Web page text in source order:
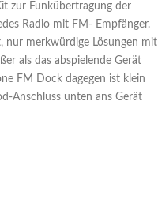
zur Funkübertragung der
Radio mit FM- Empfänger.
nur merkwürdige Lösungen mit
als das abspielende Gerät
FM Dock dagegen ist klein
Anschluss unten ans Gerät